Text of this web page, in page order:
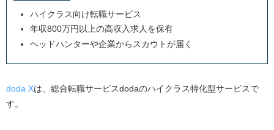
ハイクラス向け転職サービス
年収800万円以上の高収入求人を保有
ヘッドハンターや企業からスカウトが届く
doda Xは、総合転職サービスdodaのハイクラス特化型サービスで
す。